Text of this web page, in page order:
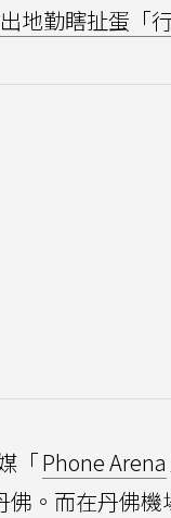
地勤瞎扯蛋「行
「Phone Arena
。而在丹佛